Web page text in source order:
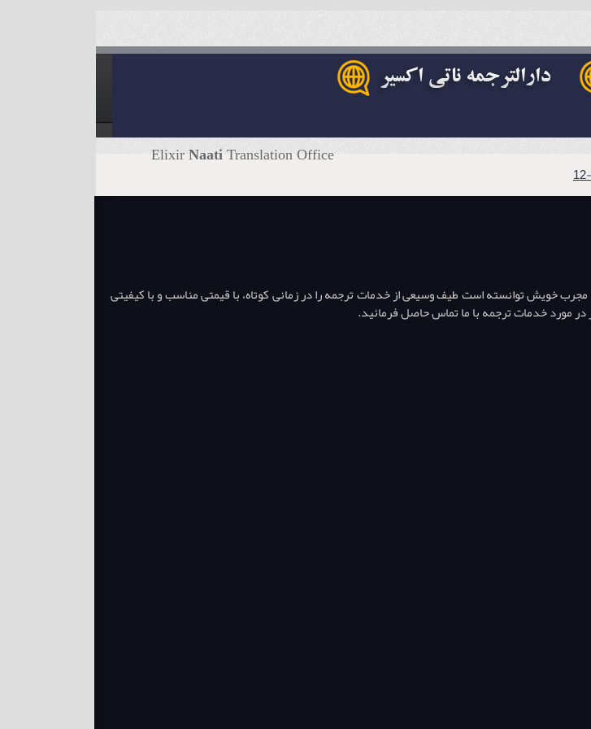
Elixir Naati Translation Office
مجرب خویش توانسته است طیف وسیعی از خدمات ترجمه را در زمانی کوتاه، با قیمتی مناسب و با کیفیتی
در مورد خدمات ترجمه با ما تماس حاصل فرمائید.